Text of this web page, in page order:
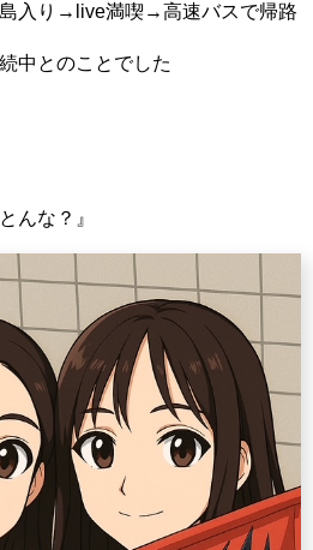
入り→live満喫→高速バスで帰路
中とのことでした
んな？』